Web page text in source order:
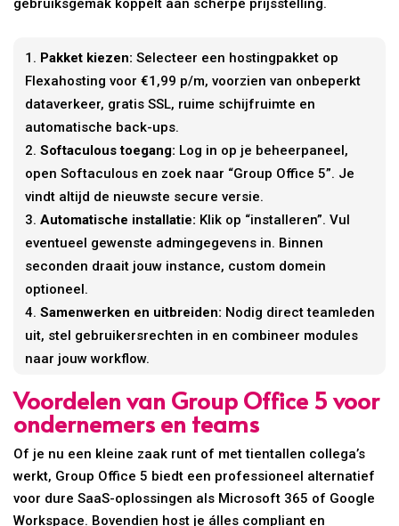
gebruiksgemak koppelt aan scherpe prijsstelling.
Pakket kiezen: Selecteer een hostingpakket op
Flexahosting voor €1,99 p/m, voorzien van onbeperkt
dataverkeer, gratis SSL, ruime schijfruimte en
automatische back-ups.
Softaculous toegang: Log in op je beheerpaneel,
open Softaculous en zoek naar “Group Office 5”. Je
vindt altijd de nieuwste secure versie.
Automatische installatie: Klik op “installeren”. Vul
eventueel gewenste admingegevens in. Binnen
seconden draait jouw instance, custom domein
optioneel.
Samenwerken en uitbreiden: Nodig direct teamleden
uit, stel gebruikersrechten in en combineer modules
naar jouw workflow.
Voordelen van Group Office 5 voor
ondernemers en teams
Of je nu een kleine zaak runt of met tientallen collega’s
werkt, Group Office 5 biedt een professioneel alternatief
voor dure SaaS-oplossingen als Microsoft 365 of Google
Workspace. Bovendien host je álles compliant en